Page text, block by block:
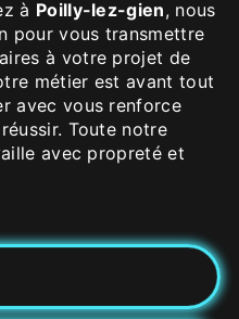
à Poilly-lez-gien, nous
pour vous transmettre
à votre projet de
métier est avant tout
avec vous renforce
Toute notre
avec propreté et